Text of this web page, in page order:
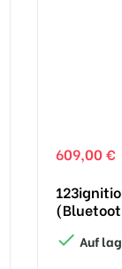
609,00 €
 Auf